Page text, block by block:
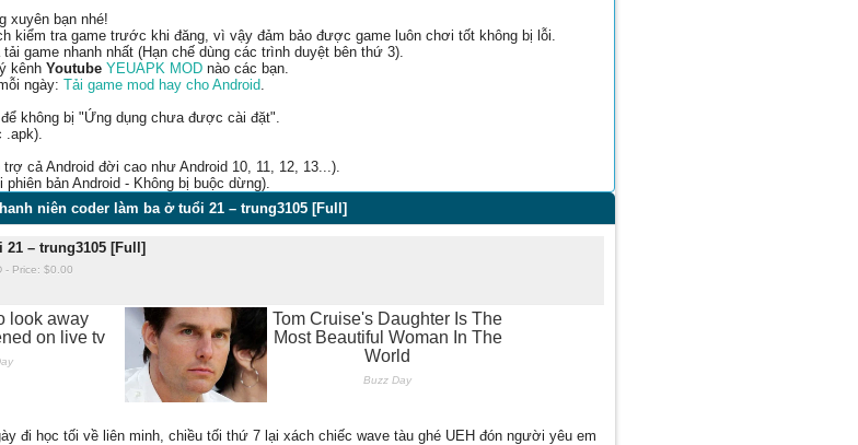
xuyên bạn nhé!
kiểm tra game trước khi đăng, vì vậy đảm bảo được game luôn chơi tốt không bị lỗi.
game nhanh nhất (Hạn chế dùng các trình duyệt bên thứ 3).
kênh Youtube YEUAPK MOD nào các bạn.
ngày: Tải game mod hay cho Android.
không bị "Ứng dụng chưa được cài đặt".
.apk).
trợ cả Android đời cao như Android 10, 11, 12, 13...).
phiên bản Android - Không bị buộc dừng).
niên coder làm ba ở tuổi 21 – trung3105 [Full]
– trung3105 [Full]
- Price: $0.00
đi học tối về liên minh, chiều tối thứ 7 lại xách chiếc wave tàu ghé UEH đón người yêu em